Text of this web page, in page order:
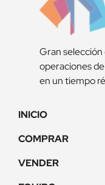
Gran
operaciones
en un tiempo
INICIO
COMPRAR
VENDER